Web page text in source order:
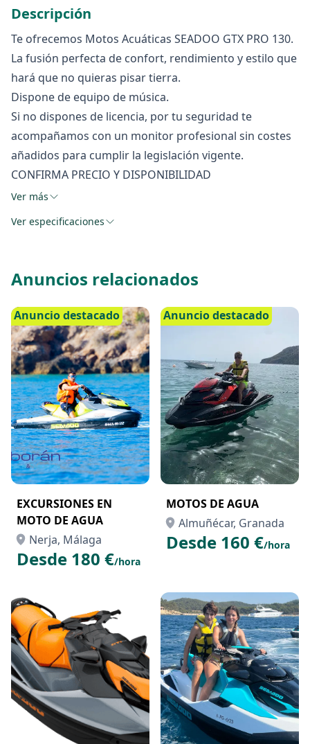
Descripción
Te ofrecemos Motos Acuáticas SEADOO GTX PRO 130.
La fusión perfecta de confort, rendimiento y estilo que
hará que no quieras pisar tierra.
Dispone de equipo de música.
Si no dispones de licencia, por tu seguridad te
acompañamos con un monitor profesional sin costes
añadidos para cumplir la legislación vigente.
CONFIRMA PRECIO Y DISPONIBILIDAD
Ver más
Ver especificaciones
Anuncios relacionados
Anuncio destacado
EXCURSIONES EN
MOTO DE AGUA
Nerja, Málaga
Desde 180 €/hora
Anuncio destacado
MOTOS DE AGUA
Almuñécar, Granada
Desde 160 €/hora